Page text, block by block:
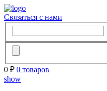
Связаться с нами
0 ₽ 0 товаров
show